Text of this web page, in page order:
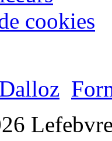
cookies